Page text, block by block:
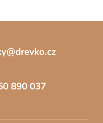
@drevko.cz
890 037